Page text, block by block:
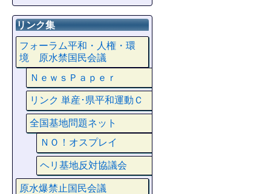
リンク集
フォーラム平和・人権・環
境 原水禁国民会議
ＮｅｗｓＰａｐｅｒ
リンク 単産･県平和運動Ｃ
全国基地問題ネット
ＮＯ！オスプレイ
ヘリ基地反対協議会
原水爆禁止国民会議